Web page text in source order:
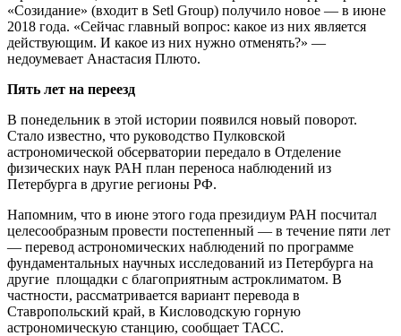
«Созидание» (входит в Setl Group) получило новое — в июне
2018 года. «Сейчас главный вопрос: какое из них является
действующим. И какое из них нужно отменять?» —
недоумевает Анастасия Плюто.
Пять лет на переезд
В понедельник в этой истории появился новый поворот.
Стало известно, что руководство Пулковской
астрономической обсерватории передало в Отделение
физических наук РАН план переноса наблюдений из
Петербурга в другие регионы РФ.
Напомним, что в июне этого года президиум РАН посчитал
целесообразным провести постепенный — в течение пяти лет
— перевод астрономических наблюдений по программе
фундаментальных научных исследований из Петербурга на
другие площадки с благоприятным астроклиматом. В
частности, рассматривается вариант перевода в
Ставропольский край, в Кисловодскую горную
астрономическую станцию, сообщает ТАСС.